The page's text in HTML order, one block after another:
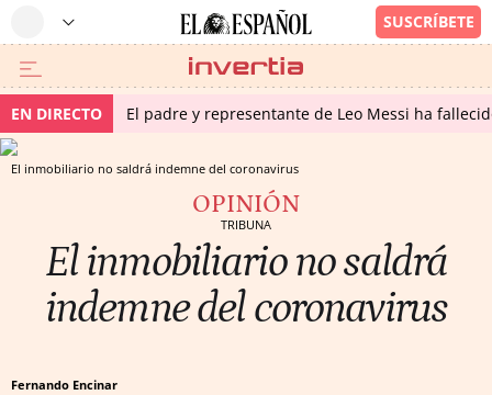
EN DIRECTO El padre y representante de Leo Messi ha
El inmobiliario no saldrá indemne del coronavirus
OPINIÓN
TRIBUNA
El inmobiliario no saldrá
indemne del coronavirus
Fernando Encinar